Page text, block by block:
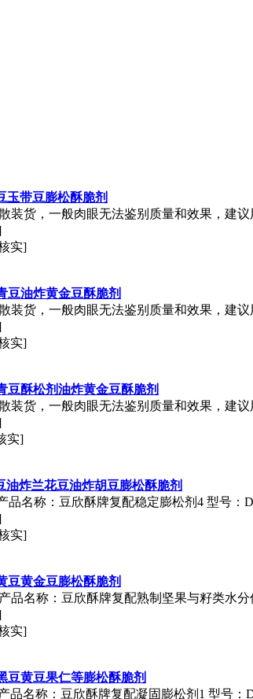
玉带豆膨松酥脆剂
装货，一般肉眼无法鉴别质量和效果，建
实]
豆油炸黄金豆酥脆剂
装货，一般肉眼无法鉴别质量和效果，建
实]
豆酥松剂油炸黄金豆酥脆剂
装货，一般肉眼无法鉴别质量和效果，建
实]
炸兰花豆油炸胡豆膨松酥脆剂
品名称： 豆欣酥牌复配稳定膨松剂4 型号：
实]
豆黄金豆膨松酥脆剂
品名称： 豆欣酥牌复配熟制坚果与籽类水
实]
豆黄豆果仁等膨松酥脆剂
品名称： 豆欣酥牌复配凝固膨松剂1 型号：